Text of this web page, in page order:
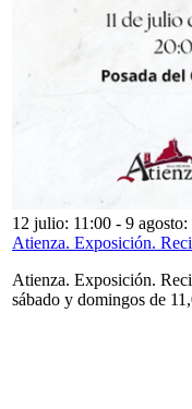
12 julio: 11:00 - 9
Atienza. Exposición.
Atienza. Exposición.
sábado y domingos de